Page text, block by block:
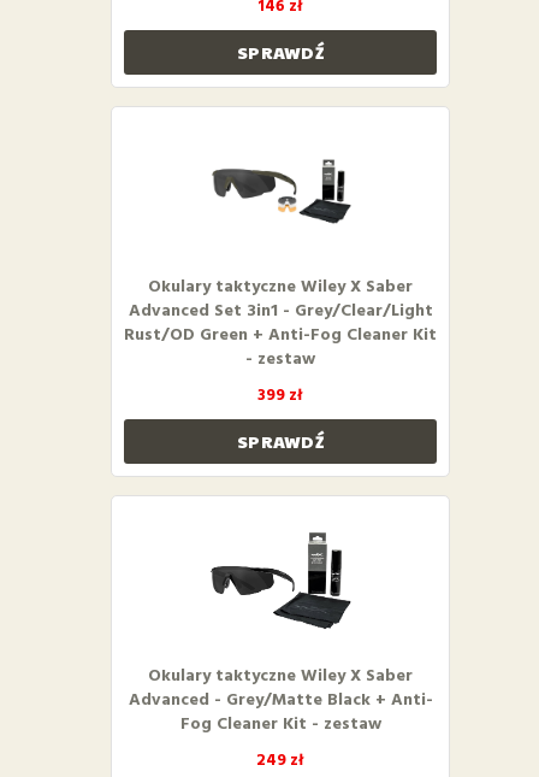
146 zł
SPRAWDŹ
Okulary taktyczne Wiley X Saber
Advanced Set 3in1 - Grey/Clear/Light
Rust/OD Green + Anti-Fog Cleaner Kit
- zestaw
399 zł
SPRAWDŹ
Okulary taktyczne Wiley X Saber
Advanced - Grey/Matte Black + Anti-
Fog Cleaner Kit - zestaw
249 zł